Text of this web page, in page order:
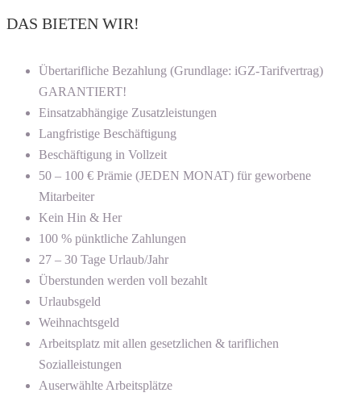
DAS BIETEN WIR!
Übertarifliche Bezahlung (Grundlage: iGZ-Tarifvertrag)
GARANTIERT!
Einsatzabhängige Zusatzleistungen
Langfristige Beschäftigung
Beschäftigung in Vollzeit
50 – 100 € Prämie (JEDEN MONAT) für geworbene
Mitarbeiter
Kein Hin & Her
100 % pünktliche Zahlungen
27 – 30 Tage Urlaub/Jahr
Überstunden werden voll bezahlt
Urlaubsgeld
Weihnachtsgeld
Arbeitsplatz mit allen gesetzlichen & tariflichen
Sozialleistungen
Auserwählte Arbeitsplätze